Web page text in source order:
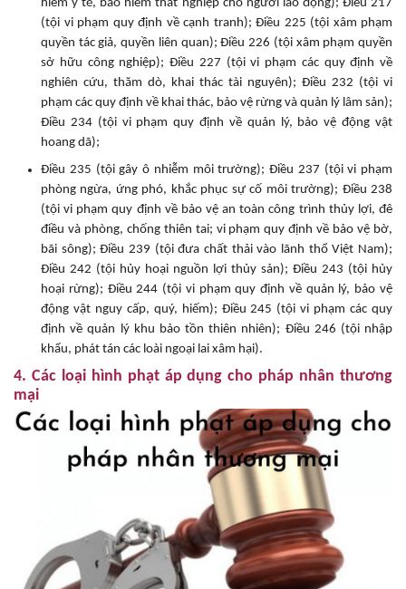
hiểm y tế, bảo hiểm thất nghiệp cho người lao động); Điều 217
(tội vi phạm quy định về cạnh tranh); Điều 225 (tội xâm phạm
quyền tác giả, quyền liên quan); Điều 226 (tội xâm phạm quyền
sở hữu công nghiệp); Điều 227 (tội vi phạm các quy định về
nghiên cứu, thăm dò, khai thác tài nguyên); Điều 232 (tội vi
phạm các quy định về khai thác, bảo vệ rừng và quản lý lâm sản);
Điều 234 (tội vi phạm quy định về quản lý, bảo vệ động vật
hoang dã);
Điều 235 (tội gây ô nhiễm môi trường); Điều 237 (tội vi phạm
phòng ngừa, ứng phó, khắc phục sự cố môi trường); Điều 238
(tội vi phạm quy định về bảo vệ an toàn công trình thủy lợi, đê
điều và phòng, chống thiên tai; vi phạm quy định về bảo vệ bờ,
bãi sông); Điều 239 (tội đưa chất thải vào lãnh thổ Việt Nam);
Điều 242 (tội hủy hoại nguồn lợi thủy sản); Điều 243 (tội hủy
hoại rừng); Điều 244 (tội vi phạm quy định về quản lý, bảo vệ
động vật nguy cấp, quý, hiếm); Điều 245 (tội vi phạm các quy
định về quản lý khu bảo tồn thiên nhiên); Điều 246 (tội nhập
khẩu, phát tán các loài ngoại lai xâm hại).
4. Các loại hình phạt áp dụng cho pháp nhân thương
mại